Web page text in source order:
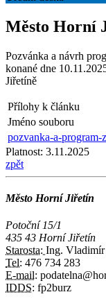
Město Horní
Pozvánka a návrh
konané dne
Jiřetíně
Přílohy k článku
Jméno souboru
pozvanka-a-
Platnost: 3.11.2025
zpět
Město Horní Jiřetín
Potoční 15/1
435 43 Horní Jiřetín
Starosta: Ing.
Tel: 476 734 283
E-mail:
IDDS: fp2burz